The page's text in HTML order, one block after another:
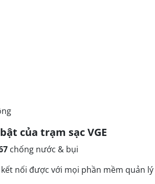
của trạm sạc VGE
chống nước & bụi
kết nối được với mọi phần mềm quản lý